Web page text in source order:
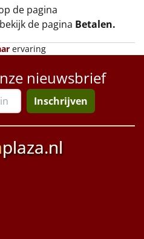
de pagina
de pagina Betalen.
ervaring
nieuwsbrief
Inschrijven
plaza.nl